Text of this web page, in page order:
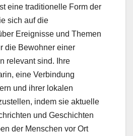
eine traditionelle Form der
sich auf die
Ereignisse und Themen
die Bewohner einer
relevant sind. Ihre
eine Verbindung
und ihrer lokalen
indem sie aktuelle
und Geschichten
der Menschen vor Ort